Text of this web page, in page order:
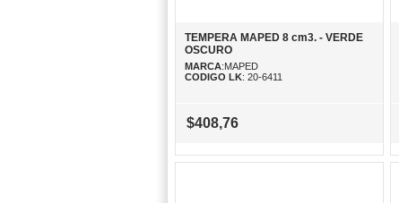
TEMPERA MAPED 8 cm3. - VERDE
OSCURO
MARCA:MAPED
CODIGO LK: 20-6411
$408,76